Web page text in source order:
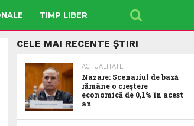
TIMP LIBER
CELE MAI RECENTE ȘTIRI
ACTUALITATE
Nazare: Scenariul de bază
rămâne o creștere
economică de 0,1% în acest
an